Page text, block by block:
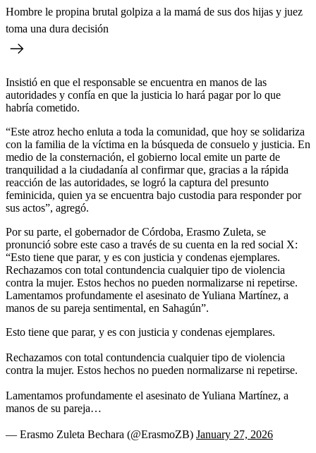
Hombre le propina brutal golpiza a la mamá de sus dos hijas y juez
toma una dura decisión
Insistió en que el responsable se encuentra en manos de las
autoridades y confía en que la justicia lo hará pagar por lo que
habría cometido.
“Este atroz hecho enluta a toda la comunidad, que hoy se solidariza
con la familia de la víctima en la búsqueda de consuelo y justicia. En
medio de la consternación, el gobierno local emite un parte de
tranquilidad a la ciudadanía al confirmar que, gracias a la rápida
reacción de las autoridades, se logró la captura del presunto
feminicida, quien ya se encuentra bajo custodia para responder por
sus actos”, agregó.
Por su parte, el gobernador de Córdoba, Erasmo Zuleta, se
pronunció sobre este caso a través de su cuenta en la red social X:
“Esto tiene que parar, y es con justicia y condenas ejemplares.
Rechazamos con total contundencia cualquier tipo de violencia
contra la mujer. Estos hechos no pueden normalizarse ni repetirse.
Lamentamos profundamente el asesinato de Yuliana Martínez, a
manos de su pareja sentimental, en Sahagún”.
Esto tiene que parar, y es con justicia y condenas ejemplares.
Rechazamos con total contundencia cualquier tipo de violencia
contra la mujer. Estos hechos no pueden normalizarse ni repetirse.
Lamentamos profundamente el asesinato de Yuliana Martínez, a
manos de su pareja…
— Erasmo Zuleta Bechara (@ErasmoZB) January 27, 2026